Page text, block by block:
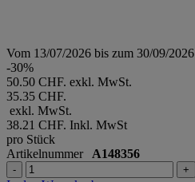
Vom 13/07/2026 bis zum 30/09/2026
-30%
50.50 CHF. exkl. MwSt.
35.35 CHF.
exkl. MwSt.
38.21 CHF. Inkl. MwSt
pro Stück
Artikelnummer A148356
- +